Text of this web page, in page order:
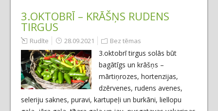
3.OKTOBRĪ – KRĀŠŅS RUDENS
TIRGUS
Rudīte 28.09.2021 Bez tēmas
3.oktobrī tirgus solās būt
bagātīgs un krāšņs –
mārtiņrozes, hortenzijas,
dzērvenes, rudens avenes,
seleriju saknes, puravi, kartupeļi un burkāni, liellopu